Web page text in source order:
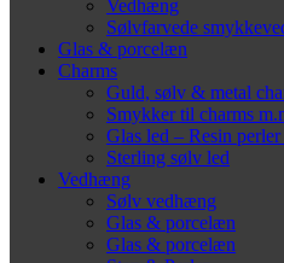
Vedhæng
Sølvfarvede
Glas & porcelæn
Charms
Guld, sølv & metal
Smykker til charms
Glas led – Resin perler
Sterling sølv led
Vedhæng
Sølv vedhæng
Glas & porcelæn
Glas & porcelæn